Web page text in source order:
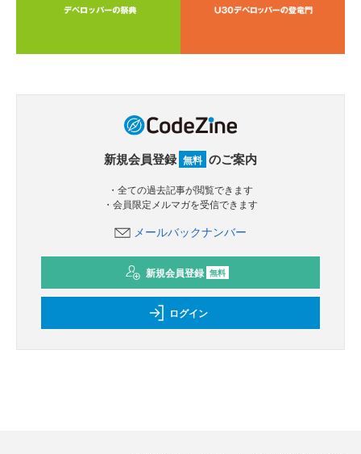
新規会員登録 無料 のご案内
・全ての過去記事が閲覧できます
・会員限定メルマガを受信できます
メールバックナンバー
新規会員登録 無料
ログイン